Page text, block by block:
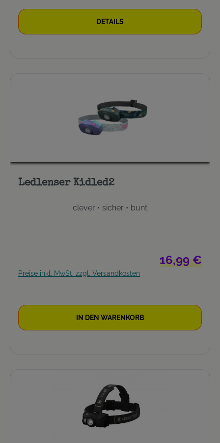
DETAILS
Ledlenser Kidled2
clever • sicher • bunt
Regulärer
16,99 €
Preise inkl. MwSt. zzgl. Versandkosten
IN DEN WARENKORB